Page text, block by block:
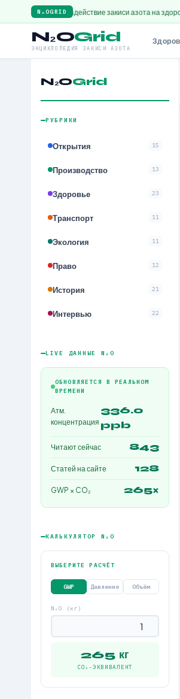
N₂OGRID
Воздействие закиси азота на здоровье:
N₂OGrid
ЭНЦИКЛОПЕДИЯ ЗАКИСИ АЗОТА
N₂OGrid
РУБРИКИ
Открытия 15
Производство 13
Здоровье 23
Транспорт 11
Экология 11
Право 12
История 21
Интервью 22
LIVE ДАННЫЕ N₂O
ОБНОВЛЯЕТСЯ В РЕАЛЬНОМ
ВРЕМЕНИ
Атм.
концентрация
336.0
ppb
Читают сейчас 843
Статей на сайте 128
GWP × CO₂ 265×
КАЛЬКУЛЯТОР N₂O
ВЫБЕРИТЕ РАСЧЁТ
GWP Давление Объём
N₂O (кг)
265 кг
CO₂-ЭКВИВАЛЕНТ